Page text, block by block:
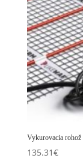
Vykurovacia
135.31€